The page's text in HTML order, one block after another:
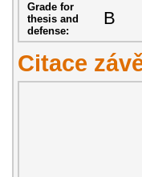
Grade for
thesis and
defense:
B
Citace